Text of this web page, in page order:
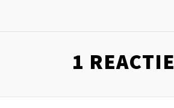
1 REACTIE